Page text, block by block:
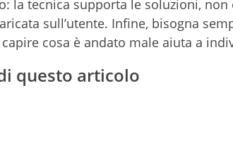
la tecnica supporta le soluzioni,
sull’utente. Infine, bisogna
cosa è andato male aiuta a
questo articolo